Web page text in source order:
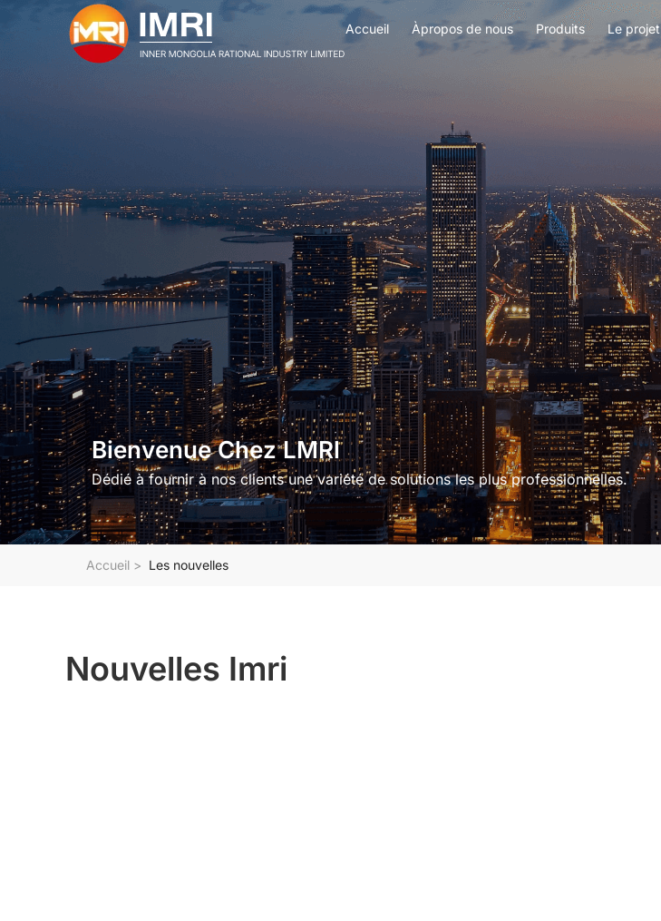
Accueil Àpropos de nous Produits Le projet
Bienvenue Chez LMRl
Dédié à fournir à nos clients une variété de solutions les plus professionnelles.
Accueil > Les nouvelles
Nouvelles Imri